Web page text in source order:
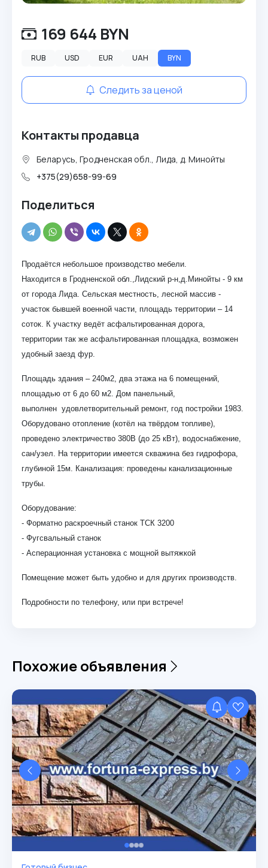
169 644 BYN
RUB USD EUR UAH BYN
Следить за ценой
Контакты продавца
Беларусь, Гродненская обл., Лида, д. Минойты
+375(29)658-99-69
Поделиться
Продаётся небольшое производство мебели.
Находится в Гродненской обл.,Лидский р-н,д.Минойты - 9 км
от города Лида. Сельская местность, лесной массив -
участок бывшей военной части, площадь территории – 14
соток. К участку ведёт асфальтированная дорога,
территории так же асфальтированная площадка, возможен
удобный заезд фур.
Площадь здания – 240м2, два этажа на 6 помещений,
площадью от 6 до 60 м2. Дом панельный,
выполнен удовлетворительный ремонт, год постройки 1983.
Оборудовано отопление (котёл на твёрдом топливе),
проведено электричество 380В (до 25 кВт), водоснабжение,
сан/узел. На территории имеется скважина без гидрофора,
глубиной 15м. Канализация: проведены канализационные
трубы.
Оборудование:
- Форматно раскроечный станок ТСК 3200
- Фугсвальный станок
- Асперационная установка с мощной вытяжкой
Помещение может быть удобно и для других производств.
Подробности по телефону, или при встрече!
Похожие объявления